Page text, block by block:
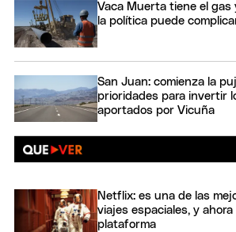
Vaca Muerta tiene el gas
la política puede
San Juan: comienza la
prioridades para invertir
aportados por Vicuña
Netflix: es una de las
viajes espaciales, y
plataforma